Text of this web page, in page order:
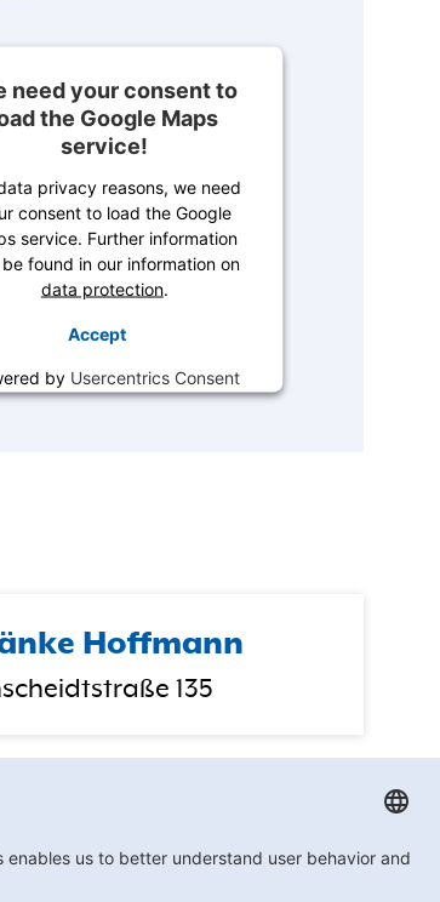
need your consent to
the Google Maps
service!
privacy reasons, we need
consent to load the Google
service. Further information
found in our information on
data protection.
Accept
by Usercentrics Consent
Management
Hoffmann
135